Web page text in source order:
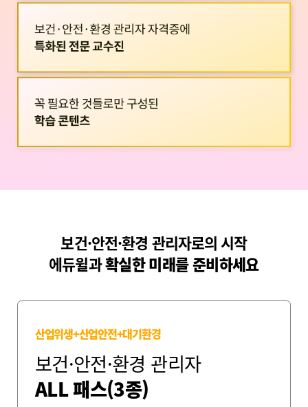
보건·안전·환경 관리자로의 시작
에듀윌과확실한 미래를 준비하세요
산업위생+산업안전+대기환경
보건·안전·환경 관리자
ALL 패스(3종)